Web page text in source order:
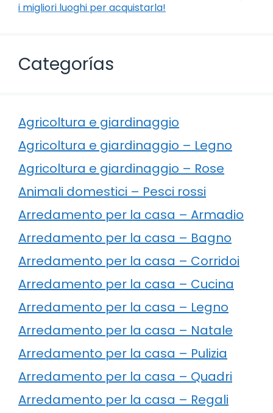
i migliori luoghi per acquistarla!
Categorías
Agricoltura e giardinaggio
Agricoltura e giardinaggio – Legno
Agricoltura e giardinaggio – Rose
Animali domestici – Pesci rossi
Arredamento per la casa – Armadio
Arredamento per la casa – Bagno
Arredamento per la casa – Corridoi
Arredamento per la casa – Cucina
Arredamento per la casa – Legno
Arredamento per la casa – Natale
Arredamento per la casa – Pulizia
Arredamento per la casa – Quadri
Arredamento per la casa – Regali